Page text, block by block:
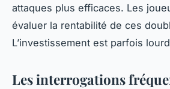
attaques plus efficaces. Les
évaluer la rentabilité de ces
L’investissement est parfois
Les interrogations